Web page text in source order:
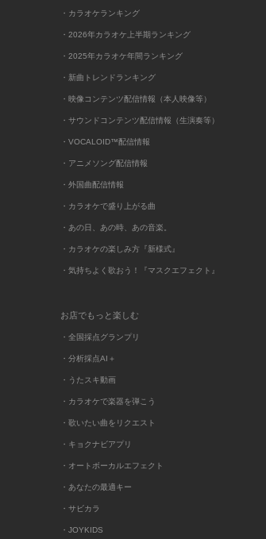
・カラオケランキング
・2026年カラオケ上半期ランキング
・2025年カラオケ年間ランキング
・新曲トレンドランキング
・映像コンテンツ配信情報（本人映像等）
・サウンドコンテンツ配信情報（生演奏等）
・VOCALOID™配信情報
・アニメソング配信情報
・外国曲配信情報
・カラオケで盛り上がる曲
・あの日、あの時、あの音楽。
・カラオケの楽しみ方『新様式』
・気持ちよく歌おう！『マスクエフェクト』
お店でもっと楽しむ
・全国採点グランプリ
・分析採点AI＋
・うたスキ動画
・カラオケで楽器を弾こう
・歌いたい曲をリクエスト
・キョクナビアプリ
・オートボーカルエフェクト
・あなたの最適キー
・サビカラ
・JOYKIDS